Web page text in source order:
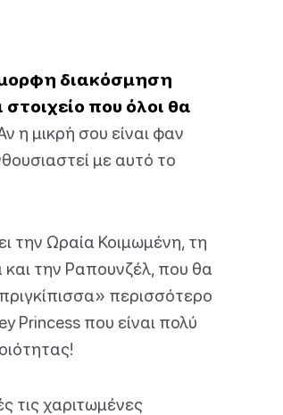
διακόσμηση
που όλοι θα
η μικρή σου είναι φαν
με αυτό το
την Ωραία Κοιμωμένη, τη
την Ραπουνζέλ, που θα
περισσότερο
Princess που είναι πολύ
τις χαριτωμένες